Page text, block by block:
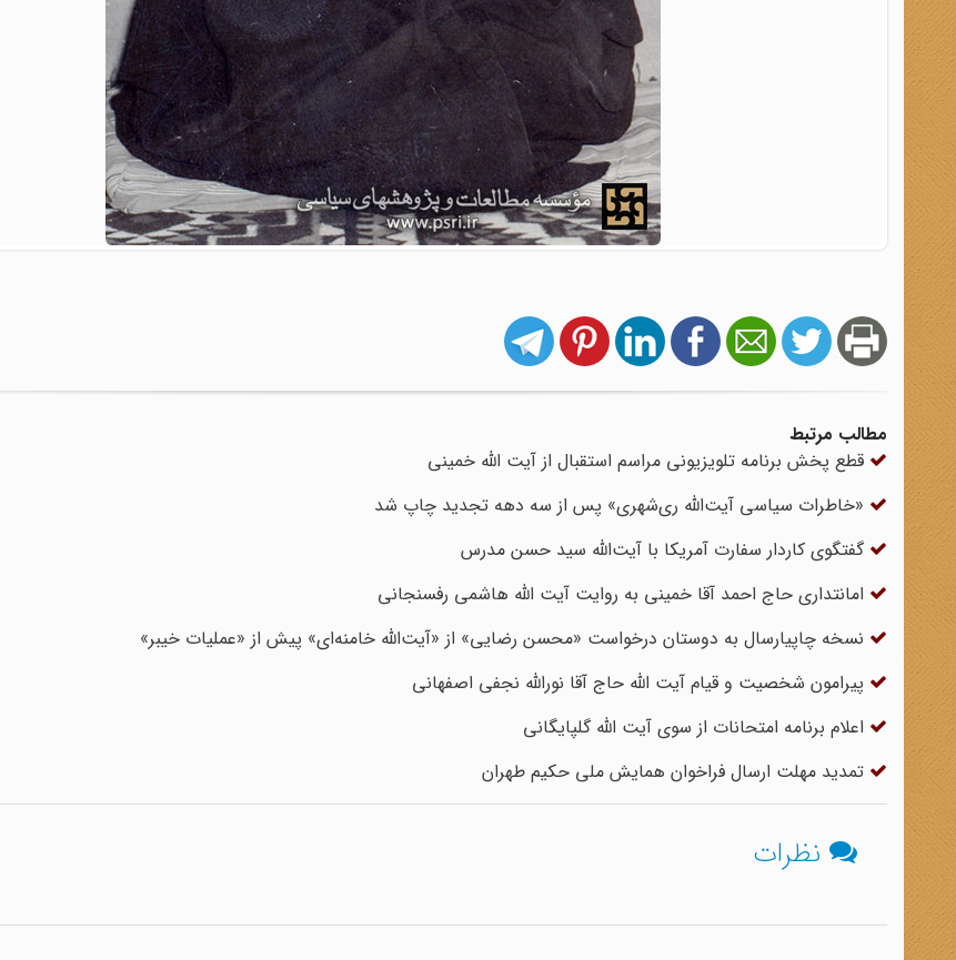
مطالب مرتبط
قطع پخش برنامه تلویزیونى مراسم استقبال از آیت‏ الله خمینى
«خاطرات سیاسی آیت‌الله ری‌شهری» پس از سه دهه تجدید چاپ شد
گفتگوی کاردار سفارت آمریکا با آیت‌الله سید حسن مدرس
امانتداری حاج احمد آقا خمینی به روایت آیت الله هاشمی رفسنجانی
نسخه چاپیارسال به دوستان درخواست «محسن رضایی» از «آیت‌الله خامنه‌ای» پیش از «عملیات خیبر»
پیرامون شخصیت و قیام آیت‏ الله حاج ‏آقا نورالله نجفى‏ اصفهانى
اعلام برنامه امتحانات از سوی آیت الله گلپایگانی
تمدید مهلت ارسال فراخوان همایش ملی حکیم طهران
نظرات